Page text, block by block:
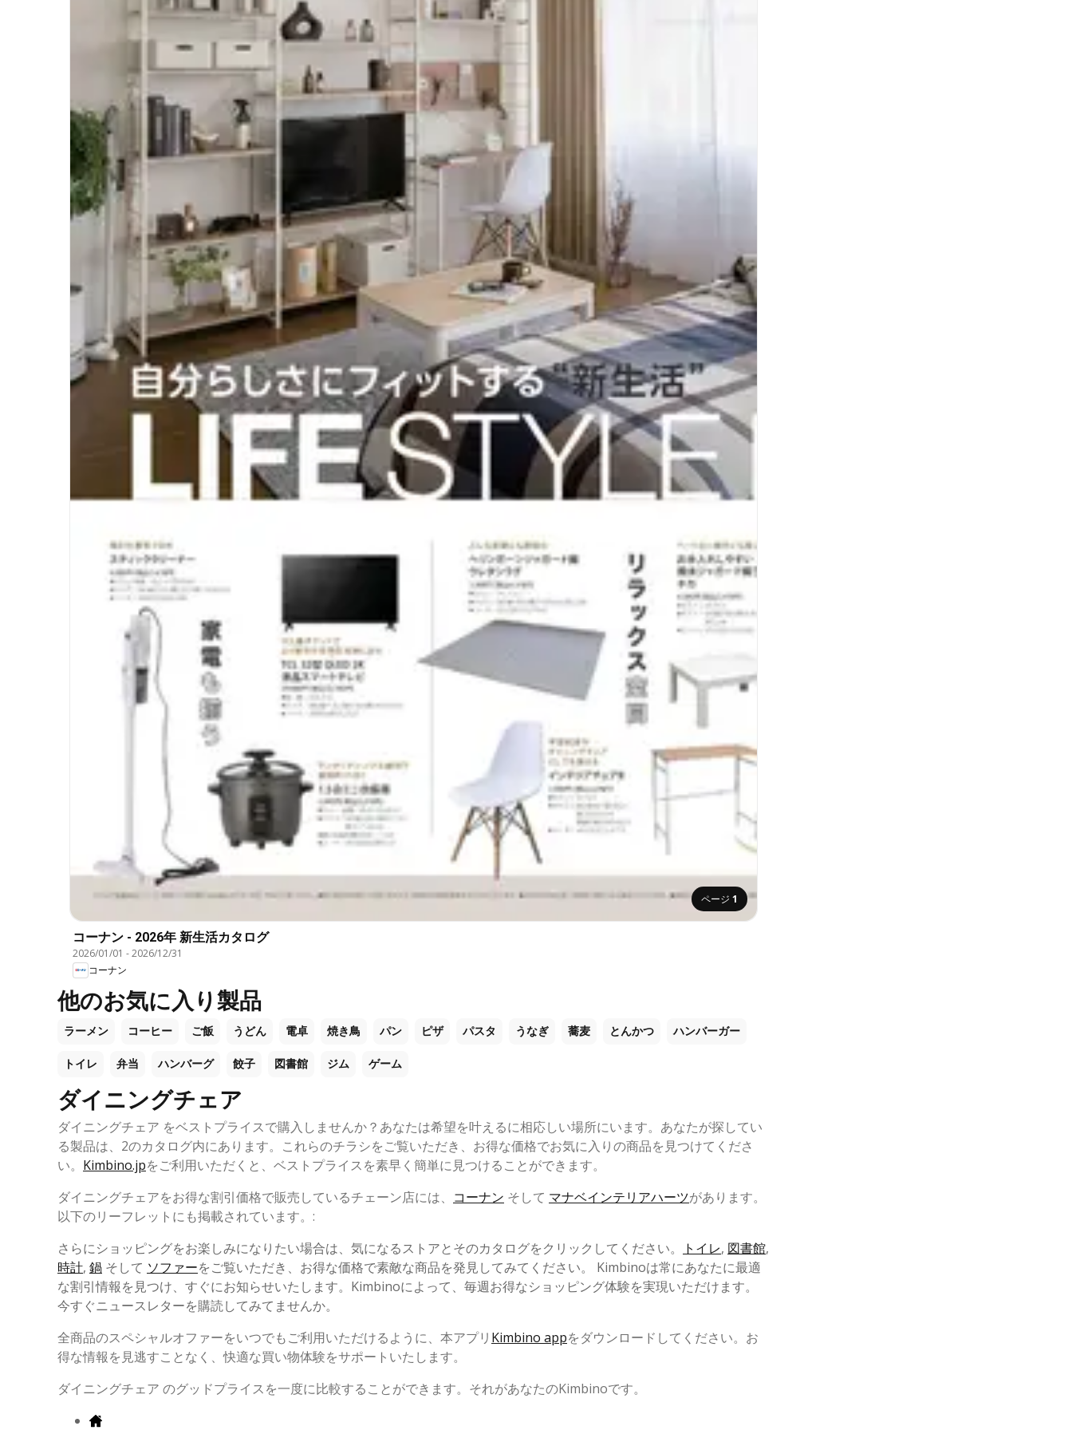
ページ 1
コーナン - 2026年 新生活カタログ
2026/01/01 -2026/12/31
コーナン
他のお気に入り製品
ラーメン コーヒー ご飯 うどん 電卓 焼き鳥 パン ピザ パスタ うなぎ 蕎麦 とんかつ ハンバーガー
トイレ 弁当 ハンバーグ 餃子 図書館 ジム ゲーム
ダイニングチェア
ダイニングチェア をベストプライスで購入しませんか？あなたは希望を叶えるに相応しい場所にいます。あなたが探してい
る製品は、2のカタログ内にあります。これらのチラシをご覧いただき、お得な価格でお気に入りの商品を見つけてくださ
い。 Kimbino.jpをご利用いただくと、ベストプライスを素早く簡単に見つけることができます。
ダイニングチェアをお得な割引価格で販売しているチェーン店には、 コーナン そして マナベインテリアハーツがあります。
以下のリーフレットにも掲載されています。:
さらにショッピングをお楽しみになりたい場合は、気になるストアとそのカタログをクリックしてください。
トイレ, 図書館,
時計, 鍋 そして ソファーをご覧いただき、お得な価格で素敵な商品を発見してみてください。 Kimbinoは常にあなたに最適
な割引情報を見つけ、すぐにお知らせいたします。Kimbinoによって、毎週お得なショッピング体験を実現いただけます。
今すぐニュースレターを購読してみてませんか。
全商品のスペシャルオファーをいつでもご利用いただけるように、本アプリ Kimbino appをダウンロードしてください。お
得な情報を見逃すことなく、快適な買い物体験をサポートいたします。
ダイニングチェア のグッドプライスを一度に比較することができます。それがあなたのKimbinoです。